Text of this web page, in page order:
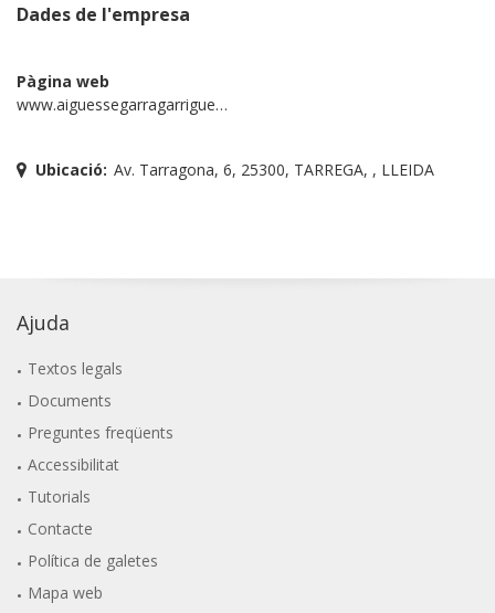
Dades de l'empresa
Pàgina web
www.aiguessegarragarrigues.cat
Ubicació: Av. Tarragona, 6, 25300, TARREGA, , LLEIDA
Ajuda
Textos legals
Documents
Preguntes freqüents
Accessibilitat
Tutorials
Contacte
Política de galetes
Mapa web